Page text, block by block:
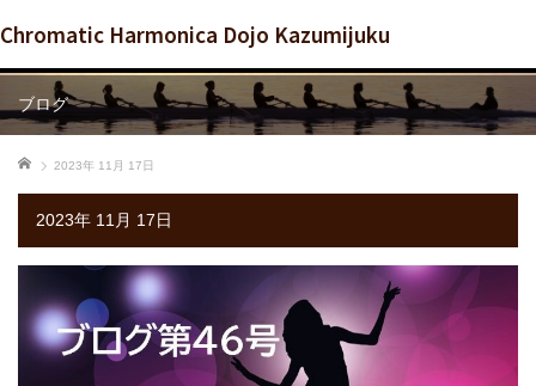
Chromatic Harmonica Dojo Kazumijuku
ブログ
ホーム 2023年 11月 17日
2023年 11月 17日